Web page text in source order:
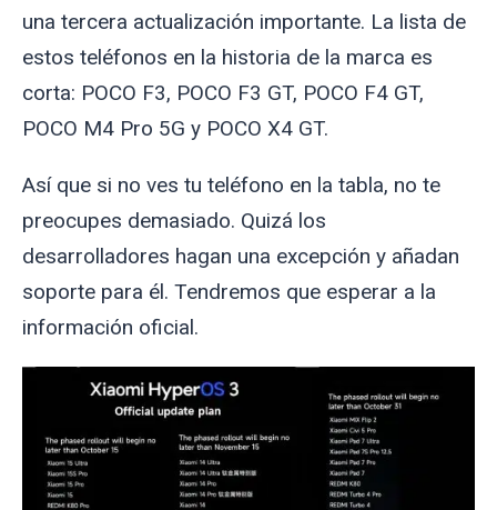
una tercera actualización importante. La lista de
estos teléfonos en la historia de la marca es
corta: POCO F3, POCO F3 GT, POCO F4 GT,
POCO M4 Pro 5G y POCO X4 GT.
Así que si no ves tu teléfono en la tabla, no te
preocupes demasiado. Quizá los
desarrolladores hagan una excepción y añadan
soporte para él. Tendremos que esperar a la
información oficial.